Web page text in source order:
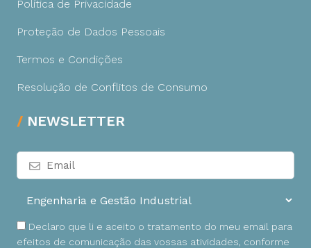
Política de Privacidade
Proteção de Dados Pessoais
Termos e Condições
Resolução de Conflitos de Consumo
NEWSLETTER
Declaro que li e aceito o tratamento do meu email para
efeitos de comunicação das vossas atividades, conforme